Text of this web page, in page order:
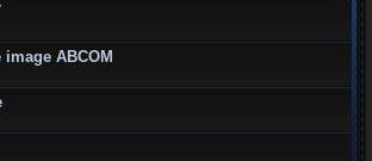
ABCOM